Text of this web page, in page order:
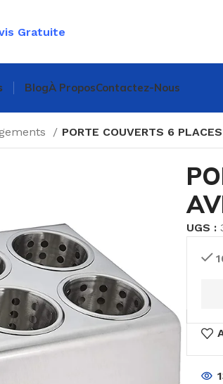
Gratuite
BlogÀ ProposContactez-Nous
PORTE COUVERTS 6
UGS :